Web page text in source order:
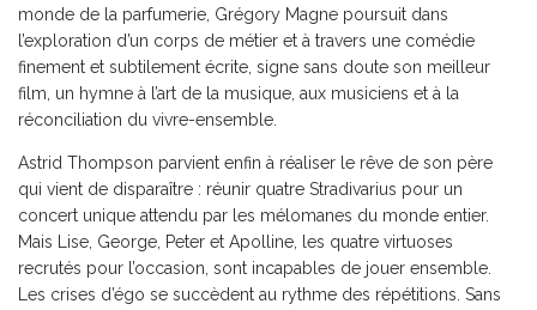
monde de la parfumerie, Grégory Magne poursuit dans
l’exploration d’un corps de métier et à travers une comédie
finement et subtilement écrite, signe sans doute son meilleur
film, un hymne à l’art de la musique, aux musiciens et à la
réconciliation du vivre-ensemble.
Astrid Thompson parvient enfin à réaliser le rêve de son père
qui vient de disparaître : réunir quatre Stradivarius pour un
concert unique attendu par les mélomanes du monde entier.
Mais Lise, George, Peter et Apolline, les quatre virtuoses
recrutés pour l’occasion, sont incapables de jouer ensemble.
Les crises d’égo se succèdent au rythme des répétitions. Sans